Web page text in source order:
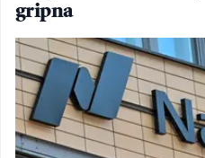
gripna